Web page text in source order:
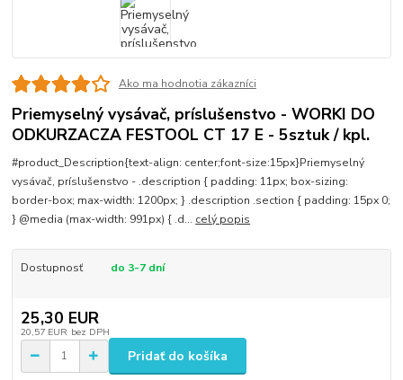
Ako ma hodnotia zákazníci
Priemyselný vysávač, príslušenstvo - WORKI DO
ODKURZACZA FESTOOL CT 17 E - 5sztuk / kpl.
#product_Description{text-align: center;font-size:15px}Priemyselný
vysávač, príslušenstvo - .description { padding: 11px; box-sizing:
border-box; max-width: 1200px; } .description .section { padding: 15px 0;
} @media (max-width: 991px) { .d... celý popis
Dostupnosť do 3-7 dní
25,30 EUR
20,57 EUR bez DPH
Pridať do košíka